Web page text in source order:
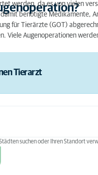
werden, da es von vielen
benötigte Medikamente,
für Tierärzte (GOT)
Viele Augenoperationen
Tierarzt
suchen oder Ihren Standort